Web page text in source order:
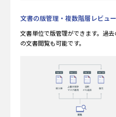
⽂書の版管理・複数階層レビュー
⽂書単位で版管理ができます。過
の⽂書閲覧も可能です。